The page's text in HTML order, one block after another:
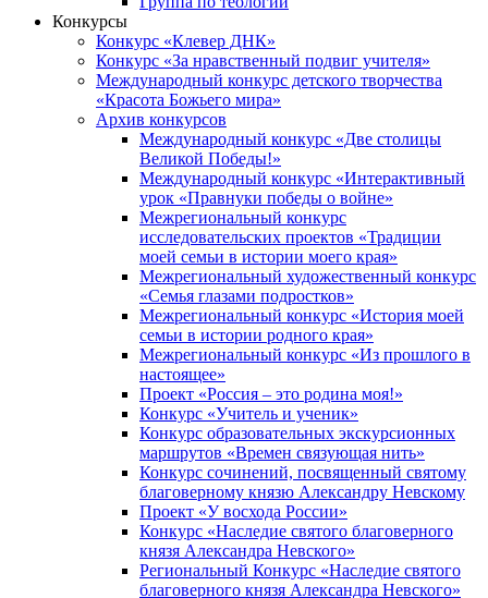
Конкурсы
Конкурс «Клевер ДНК»
Конкурс «За нравственный подвиг учителя»
Международный конкурс детского творчества
«Красота Божьего мира»
Архив конкурсов
Международный конкурс «Две столицы
Великой Победы!»
Международный конкурс «Интерактивный
урок «Правнуки победы о войне»
Межрегиональный конкурс
исследовательских проектов «Традиции
моей семьи в истории моего края»
Межрегиональный художественный конкурс
«Семья глазами подростков»
Межрегиональный конкурс «История моей
семьи в истории родного края»
Межрегиональный конкурс «Из прошлого в
настоящее»
Проект «Россия – это родина моя!»
Конкурс «Учитель и ученик»
Конкурс образовательных экскурсионных
маршрутов «Времен связующая нить»
Конкурс сочинений, посвященный святому
благоверному князю Александру Невскому
Проект «У восхода России»
Конкурс «Наследие святого благоверного
князя Александра Невского»
Региональный Конкурс «Наследие святого
благоверного князя Александра Невского»